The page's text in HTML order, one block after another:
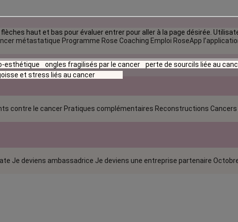
métastatique Programme Rose Coaching Emploi RoseApp
contre le cancer Pratiques complémentaires Reconstructions
Je deviens ambassadrice Je deviens une entreprise partenaire
haut et bas pour évaluer entrer pour aller à la page désirée.
esthétique ongles fragilisés par le cancer perte de sourcils liée au
et stress liés au cancer